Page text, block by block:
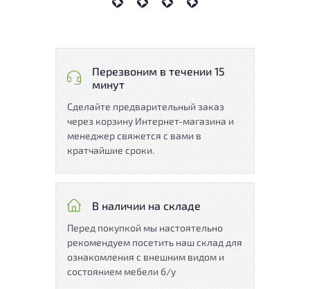
Перезвоним в течении 15
минут
Сделайте предварительный заказ
через корзину Интернет-магазина и
менеджер свяжется с вами в
кратчайшие сроки.
В наличии на складе
Перед покупкой мы настоятельно
рекомендуем посетить наш склад для
ознакомления с внешним видом и
состоянием мебели б/у